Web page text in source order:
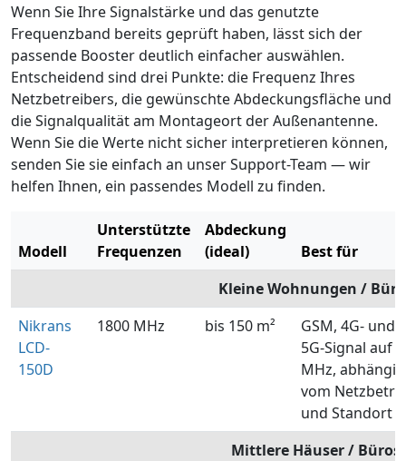
Wenn Sie Ihre Signalstärke und das genutzte
Frequenzband bereits geprüft haben, lässt sich der
passende Booster deutlich einfacher auswählen.
Entscheidend sind drei Punkte: die Frequenz Ihres
Netzbetreibers, die gewünschte Abdeckungsfläche und
die Signalqualität am Montageort der Außenantenne.
Wenn Sie die Werte nicht sicher interpretieren können,
senden Sie sie einfach an unser Support-Team — wir
helfen Ihnen, ein passendes Modell zu finden.
Modell
Unterstützte
Frequenzen
Abdeckung
(ideal)
Best für
Kleine Wohnungen /
Nikrans
LCD-
150D
1800 MHz bis 150 m²
GSM, 4G- und
5G-Signal auf
MHz, abhängig
vom
und Standort
Mittlere Häuser / Büros